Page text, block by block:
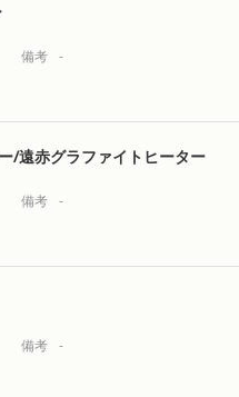
備考 -
/遠赤グラファイトヒーター
備考 -
備考 -